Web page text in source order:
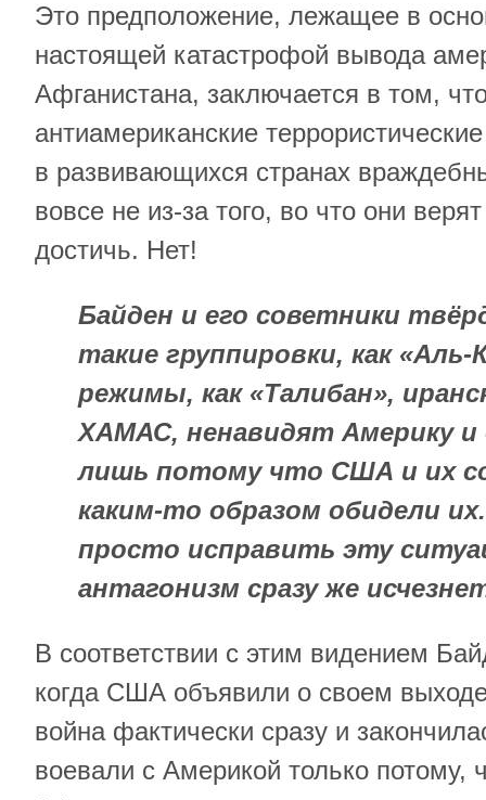
Это предположение, лежащее в
настоящей катастрофой вывода
Афганистана, заключается в том,
антиамериканские
в развивающихся странах
вовсе не из-за того, во что они
достичь. Нет!
Байден и его советники
такие группировки, как «Аль-
режимы, как «Талибан»,
ХАМАС, ненавидят Америку и
лишь потому что США и их
каким-то образом обидели
просто исправить эту
антагонизм сразу же
В соответствии с этим видением
когда США объявили о своем
война фактически сразу и
воевали с Америкой только